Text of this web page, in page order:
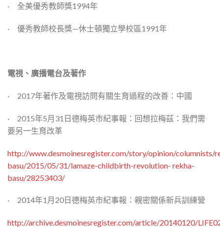
· 全美優秀教師獎1994年
· 優秀教師校長獎—休士頓獨立學校區1991年
電視、廣播電台及著作
· 2017年著作及電視訪問有關生育過程的改善：中國
· 2015年5月31日德梅英市紀事報：回想拉梅茲：我們需
要另一生育改革
http://www.desmoinesregister.com/story/opinion/columnists/
basu/2015/05/31/lamaze-childbirth-revolution- rekha-
basu/28253403/
· 2014年1月20日德梅英市紀事報：親密關係新兵訓練營
http://archive.desmoinesregister.com/article/20140120/